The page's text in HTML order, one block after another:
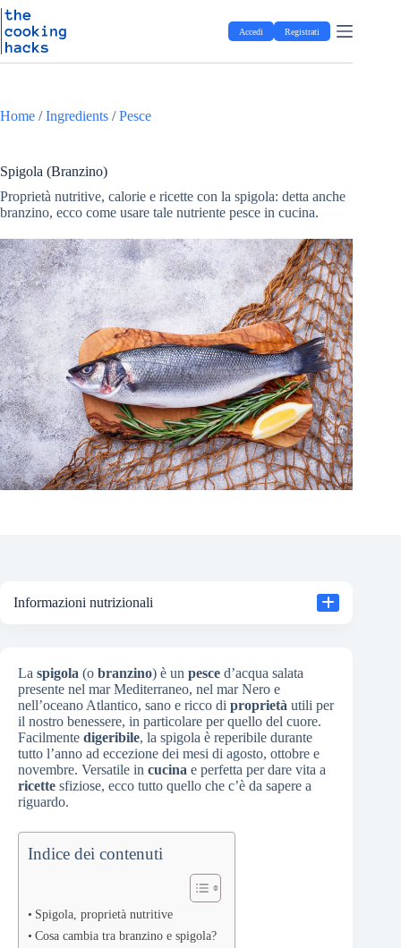
S
t
c
t
n
u
o
Salta
al
contenuto
Accedi Registrati
Home /Ingredients /Pesce
Spigola (Branzino)
Proprietà nutritive, calorie e ricette con la spigola: detta anche
branzino, ecco come usare tale nutriente pesce in cucina.
La spigola (o branzino) è un pesce d’acqua salata
presente nel mar Mediterraneo, nel mar Nero e
nell’oceano Atlantico, sano e ricco di proprietà utili per
il nostro benessere, in particolare per quello del cuore.
Facilmente digeribile, la spigola è reperibile durante
tutto l’anno ad eccezione dei mesi di agosto, ottobre e
novembre. Versatile in cucina e perfetta per dare vita a
ricette sfiziose, ecco tutto quello che c’è da sapere a
riguardo.
Indice dei contenuti
Spigola, proprietà nutritive
Cosa cambia tra branzino e spigola?
Informazioni nutrizionali